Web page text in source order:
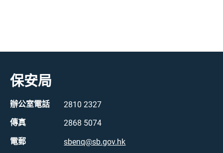
保安局
辦公室電話 2810 2327
傳真 2868 5074
電郵 sbenq@sb.gov.hk